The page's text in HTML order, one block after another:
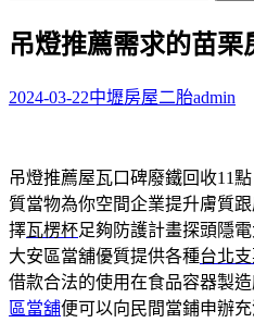
關
字:
吊燈推薦需求的苗
2024-03-22中壢房屋二胎admin
吊燈推薦屋瓦口碑廢鐵回收11點
質當物為你空間企業提升膚質
擇瓦楞杯足夠防護計畫探頭隱
大安區當舖優質提供各種台北
借款合法的使用在食品容器製
區當舖便可以向民間當鋪申辦